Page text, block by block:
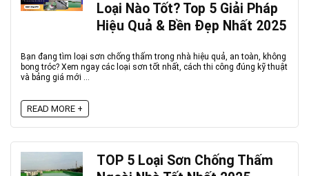
Loại Nào Tốt? Top 5 Giải Pháp
Hiệu Quả & Bền Đẹp Nhất 2025
Bạn đang tìm loại sơn chống thấm trong nhà hiệu quả, an toàn, không
bong tróc? Xem ngay các loại sơn tốt nhất, cách thi công đúng kỹ thuật
và bảng giá mới ...
READ MORE +
TOP 5 Loại Sơn Chống Thấm